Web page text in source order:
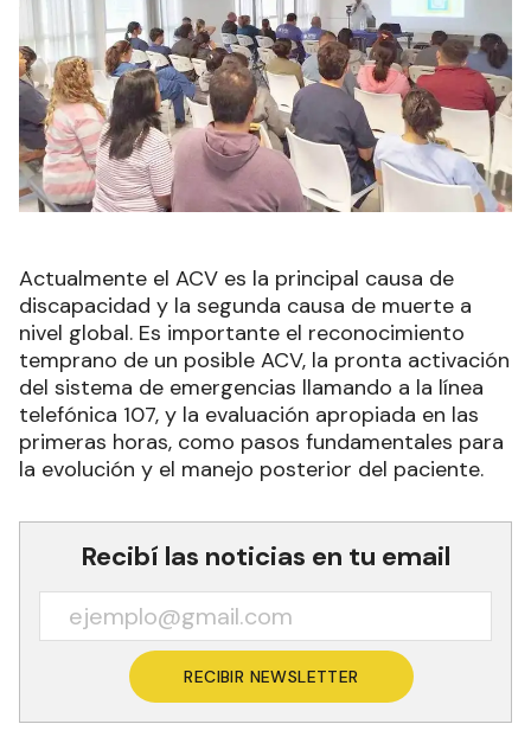
Actualmente el ACV es la principal causa de
discapacidad y la segunda causa de muerte a
nivel global. Es importante el reconocimiento
temprano de un posible ACV, la pronta activación
del sistema de emergencias llamando a la línea
telefónica 107, y la evaluación apropiada en las
primeras horas, como pasos fundamentales para
la evolución y el manejo posterior del paciente.
Recibí las noticias en tu email
RECIBIR NEWSLETTER